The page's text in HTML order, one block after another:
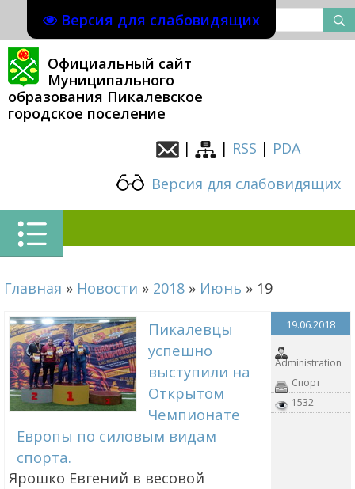
Версия для слабовидящих
Официальный сайт
Муниципального
образования Пикалевское
городское поселение
|
| RSS | PDA
Версия для слабовидящих
Главная » Новости » 2018 » Июнь » 19
Пикалевцы
успешно
выступили на
Открытом
Чемпионате
Европы по силовым видам
спорта.
Ярошко Евгений в весовой
19.06.2018
Administration
Спорт
1532